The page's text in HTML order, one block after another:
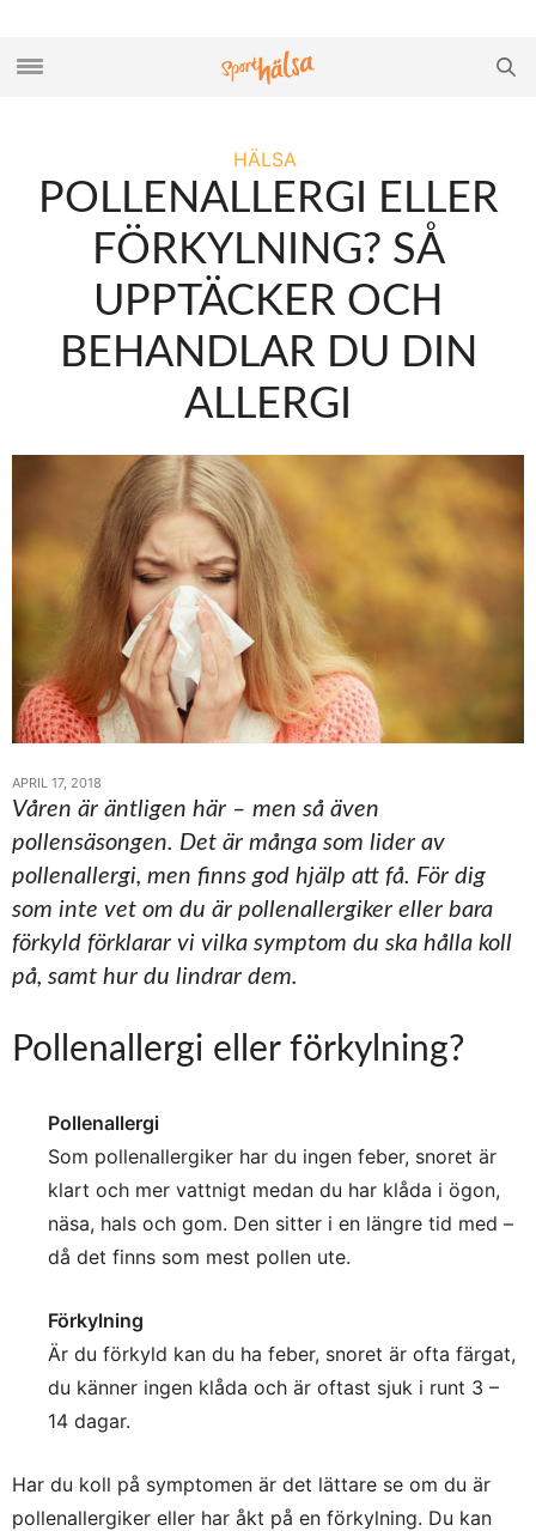
HÄLSA
POLLENALLERGI ELLER
FÖRKYLNING? SÅ
UPPTÄCKER OCH
BEHANDLAR DU DIN
ALLERGI
APRIL 17, 2018
Våren är äntligen här – men så även
pollensäsongen. Det är många som lider av
pollenallergi, men finns god hjälp att få. För dig
som inte vet om du är pollenallergiker eller bara
förkyld förklarar vi vilka symptom du ska hålla koll
på, samt hur du lindrar dem.
Pollenallergi eller förkylning?
Pollenallergi
Som pollenallergiker har du ingen feber, snoret är
klart och mer vattnigt medan du har klåda i ögon,
näsa, hals och gom. Den sitter i en längre tid med –
då det finns som mest pollen ute.
Förkylning
Är du förkyld kan du ha feber, snoret är ofta färgat,
du känner ingen klåda och är oftast sjuk i runt 3 –
14 dagar.
Har du koll på symptomen är det lättare se om du är
pollenallergiker eller har åkt på en förkylning. Du kan